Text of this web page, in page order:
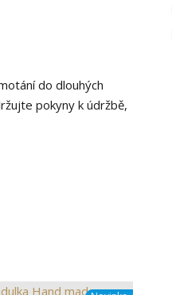
do dlouhých
pokyny k údržbě,